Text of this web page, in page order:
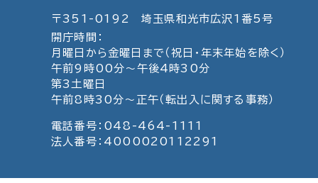
〒351-0192 埼玉県和光市広沢1番5号
開庁時間：
月曜日から金曜日まで（祝日・年末年始を除く）
午前9時00分～午後4時30分
第3土曜日
午前8時30分～正午（転出入に関する事務）
電話番号：048-464-1111
法人番号：4000020112291